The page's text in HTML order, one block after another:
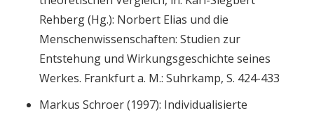
Rehberg (Hg.): Norbert Elias und die
Menschenwissenschaften: Studien zur
Entstehung und Wirkungsgeschichte seines
Werkes. Frankfurt a. M.: Suhrkamp, S. 424-433
Markus Schroer (1997): Individualisierte